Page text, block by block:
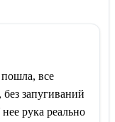
пошла, все
запугиваний
рука реально